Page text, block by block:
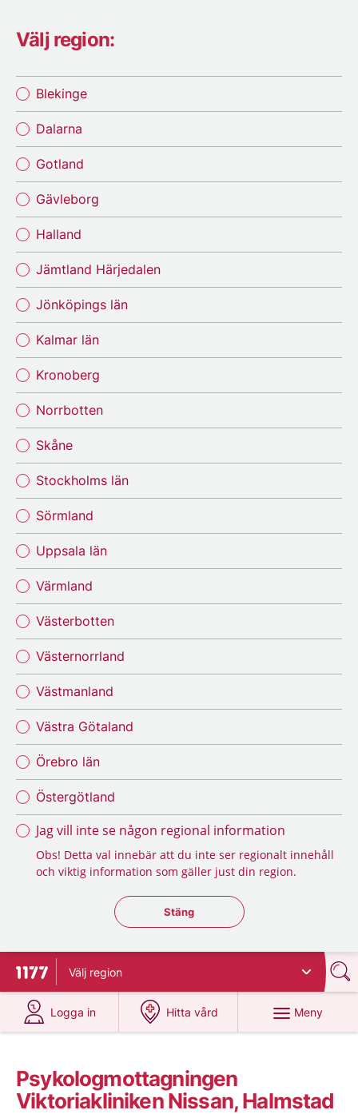
Välj region:
Blekinge
Dalarna
Gotland
Gävleborg
Halland
Jämtland Härjedalen
Jönköpings län
Kalmar län
Kronoberg
Norrbotten
Skåne
Stockholms län
Sörmland
Uppsala län
Värmland
Västerbotten
Västernorrland
Västmanland
Västra Götaland
Örebro län
Östergötland
Jag vill inte se någon regional information
Obs! Detta val innebär att du inte ser regionalt innehåll
och viktig information som gäller just din region.
Stäng regionsväljaren
Stäng
Till startsidan för 1177
Välj region
Logga in
på 1177.se
Hitta vård
på 1177.se
Meny
Psykologmottagningen
Viktoriakliniken Nissan, Halmstad